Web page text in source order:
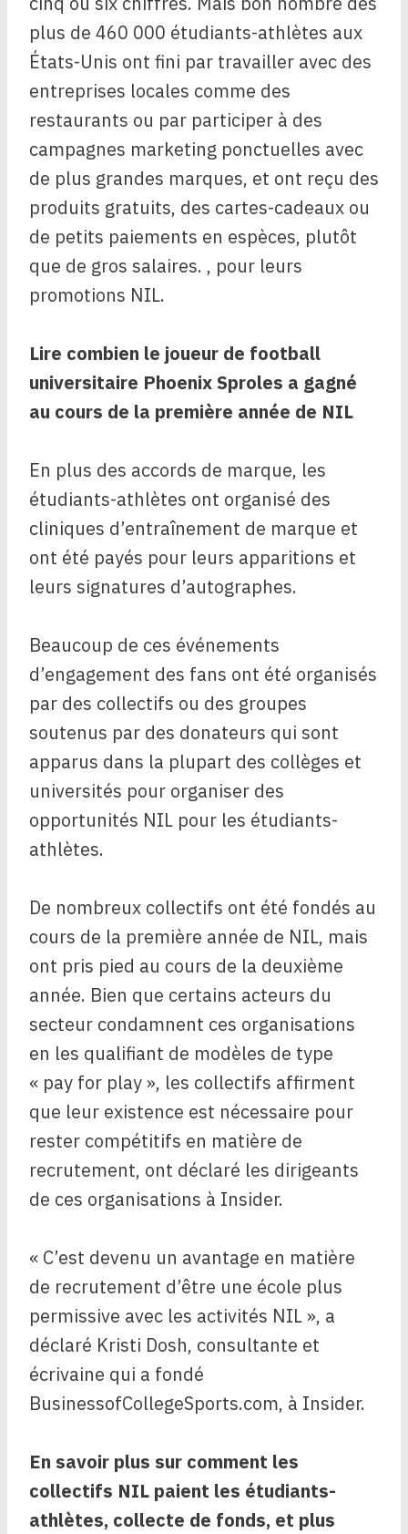
plus de 460 000 étudiants-athlètes aux
États-Unis ont fini par travailler avec des
entreprises locales comme des
restaurants ou par participer à des
campagnes marketing ponctuelles avec
de plus grandes marques, et ont reçu des
produits gratuits, des cartes-cadeaux ou
de petits paiements en espèces, plutôt
que de gros salaires. , pour leurs
promotions NIL.
Lire combien le joueur de football
universitaire Phoenix Sproles a gagné
au cours de la première année de NIL
En plus des accords de marque, les
étudiants-athlètes ont organisé des
cliniques d’entraînement de marque et
ont été payés pour leurs apparitions et
leurs signatures d’autographes.
Beaucoup de ces événements
d’engagement des fans ont été organisés
par des collectifs ou des groupes
soutenus par des donateurs qui sont
apparus dans la plupart des collèges et
universités pour organiser des
opportunités NIL pour les étudiants-
athlètes.
De nombreux collectifs ont été fondés au
cours de la première année de NIL, mais
ont pris pied au cours de la deuxième
année. Bien que certains acteurs du
secteur condamnent ces organisations
en les qualifiant de modèles de type
« pay for play », les collectifs affirment
que leur existence est nécessaire pour
rester compétitifs en matière de
recrutement, ont déclaré les dirigeants
de ces organisations à Insider.
« C’est devenu un avantage en matière
de recrutement d’être une école plus
permissive avec les activités NIL », a
déclaré Kristi Dosh, consultante et
écrivaine qui a fondé
BusinessofCollegeSports.com, à Insider.
En savoir plus sur comment les
collectifs NIL paient les étudiants-
athlètes, collecte de fonds, et plus